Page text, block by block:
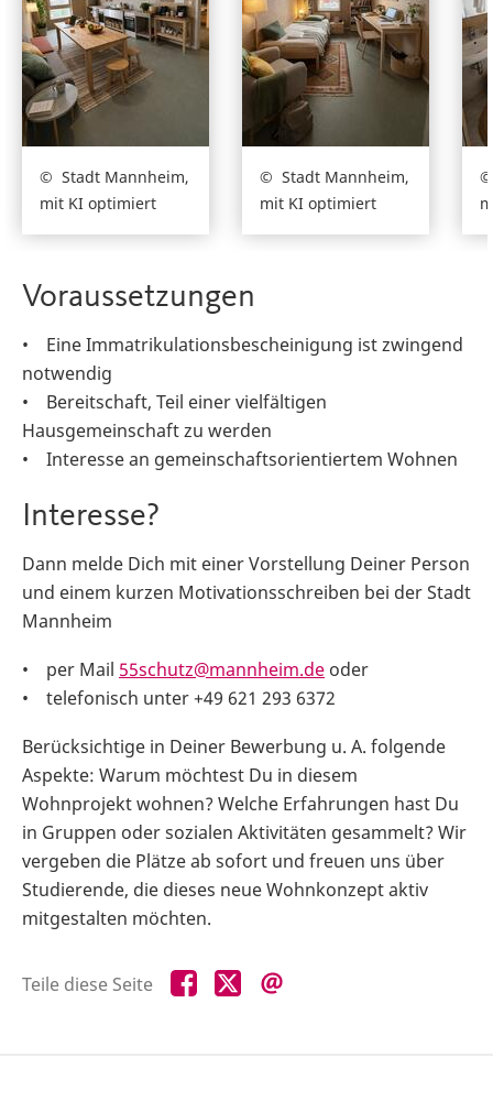
Stadt Mannheim,
mit KI optimiert
Stadt Mannheim,
mit KI optimiert
Voraussetzungen
• Eine Immatrikulationsbescheinigung ist zwingend
notwendig
• Bereitschaft, Teil einer vielfältigen
Hausgemeinschaft zu werden
• Interesse an gemeinschaftsorientiertem Wohnen
Interesse?
Dann melde Dich mit einer Vorstellung Deiner Person
und einem kurzen Motivationsschreiben bei der Stadt
Mannheim
• per Mail 55schutz@mannheim.de oder
• telefonisch unter +49 621 293 6372
Berücksichtige in Deiner Bewerbung u. A. folgende
Aspekte: Warum möchtest Du in diesem
Wohnprojekt wohnen? Welche Erfahrungen hast Du
in Gruppen oder sozialen Aktivitäten gesammelt? Wir
vergeben die Plätze ab sofort und freuen uns über
Studierende, die dieses neue Wohnkonzept aktiv
mitgestalten möchten.
Teile diese Seite Teile
diese
Teile
diese